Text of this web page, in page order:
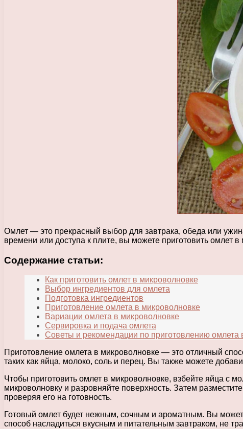
Омлет — это прекрасный выбор для завтрака, обеда или
времени или доступа к плите, вы можете приготовить омлет в
Содержание статьи:
Как приготовить омлет в микроволновке
Выбор ингредиентов для омлета
Подготовка ингредиентов
Приготовление омлета в микроволновке
Вариации омлета в микроволновке
Сервировка и подача омлета
Советы и рекомендации по приготовлению омлета
Приготовление омлета в микроволновке — это отличный
таких как яйца, молоко, соль и перец. Вы также можете
Чтобы приготовить омлет в микроволновке, взбейте яйца с
микроволновку и разровняйте поверхность. Затем
проверяя его на готовность.
Готовый омлет будет нежным, сочным и ароматным. Вы
способ насладиться вкусным и питательным завтраком, не